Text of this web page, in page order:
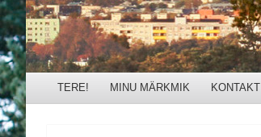
Menu
Skip to content
TERE! MINU MÄRKMIK KONTAKT